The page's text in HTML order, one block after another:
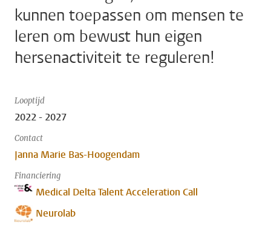
kunnen toepassen om mensen te
leren om bewust hun eigen
hersenactiviteit te reguleren!
Looptijd
2022 - 2027
Contact
Janna Marie Bas-Hoogendam
Financiering
Medical Delta Talent Acceleration Call
Neurolab